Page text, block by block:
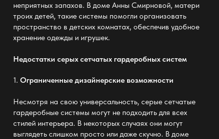
неприятных запахов. В доме Анны Смирновой, матери
троих детей, такие системы помогли организовать
пространство в детских комнатах, обеспечив удобное
хранение одежды и игрушек.
Недостатки серых сетчатых гардеробных систем
1. Ограниченные дизайнерские возможности
Несмотря на свою универсальность, серые сетчатые
гардеробные системы могут не подходить для всех
стилей интерьера. В некоторых случаях они могут
выглядеть слишком просто или даже скучно. В доме